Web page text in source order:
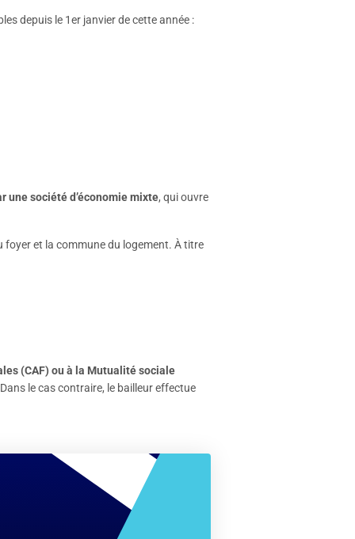
depuis le 1er janvier de cette année :
une société d’économie mixte, qui ouvre
et la commune du logement. À titre
(CAF) ou à la Mutualité sociale
le cas contraire, le bailleur effectue